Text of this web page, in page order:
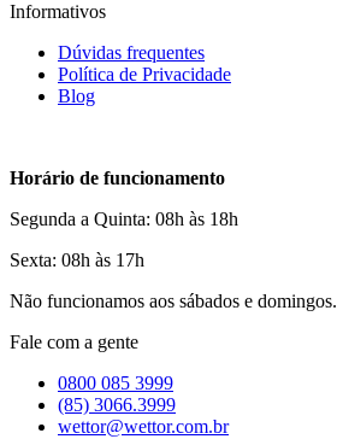
Informativos
Dúvidas frequentes
Política de Privacidade
Blog
Horário de funcionamento
Segunda a Quinta: 08h às 18h
Sexta: 08h às 17h
Não funcionamos aos sábados e domingos.
Fale com a gente
0800 085 3999
(85) 3066.3999
wettor@wettor.com.br